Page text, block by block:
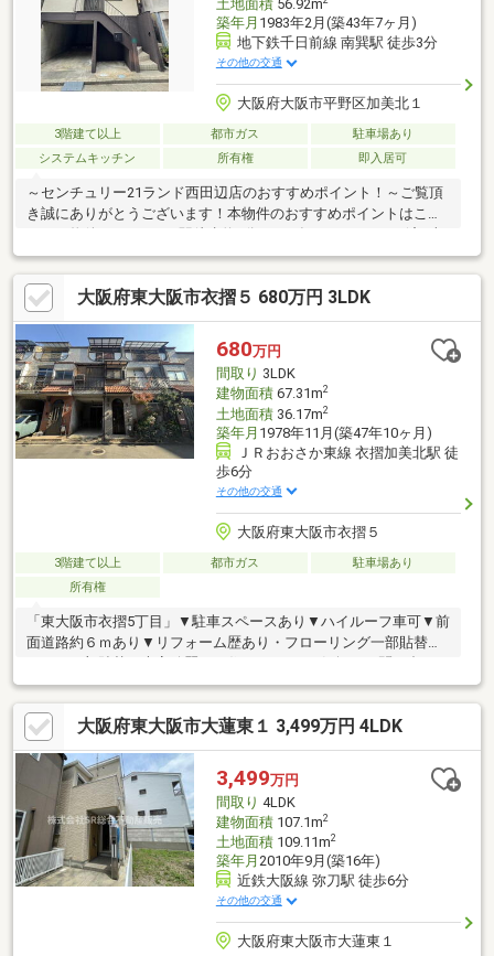
土地面積56.92m
築年月 1983年2月(築43年7ヶ月)
地下鉄千日前線 南巽駅 徒歩3分
その他の交通
大阪府大阪市平野区加美北１
3階建て以上 都市ガス
駐車場あり
システムキッチン
所有権 即入居可
～センチュリー21ランド西田辺店のおすすめポイント！～ご覧頂
き誠にありがとうございます！本物件のおすすめポイントはこち
庫付きの3LDK＜立地＞■大阪メトロ千日前線「南巽」駅より徒歩
約3分お気軽にお問い合わせください！＜センチュリー21ランド
について＞●センチュリー21ランド西田辺店は・・・ お客様の
ニーズに寄り添い、大切なお住まいのご購入に最後まで伴走いた
します！●リフォームのご相談も承っております。●不動産に関す
るお悩み等、なんでもお気軽にご相談くださいませ！
大阪府東大阪市衣摺５ 680万円 3LDK
680万円
間取り 3LDK
建物面積67.31m2
土地面積36.17m2
築年月 1978年11月(築47年10ヶ月)
ＪＲおおさか東線 衣摺加美北駅 徒
歩6分
その他の交通
大阪府東大阪市衣摺５
3階建て以上 都市ガス
駐車場あり
所有権
「東大阪市衣摺5丁目」▼駐車スペースあり▼ハイルーフ車可▼前
面道路約６ｍあり▼リフォーム歴あり・フローリング一部貼替・
ください！■住宅ローンに自信あり■住宅ローンに不安がある、沢
山あるけどどの金融機関を選ぶのがベストか分からない。そんな
お悩みを抱えているお客様も多いかと思います。弊社では経験豊
富なスタッフがお客様のご状況やライフスタイルに合った住宅ロ
ーンのご提案、お手伝いさせて頂きます。
大阪府東大阪市大蓮東１ 3,499万円 4LDK
3,499万円
間取り 4LDK
建物面積107.1m2
土地面積109.11m2
築年月 2010年9月(築16年)
近鉄大阪線 弥刀駅 徒歩6分
その他の交通
大阪府東大阪市大蓮東１